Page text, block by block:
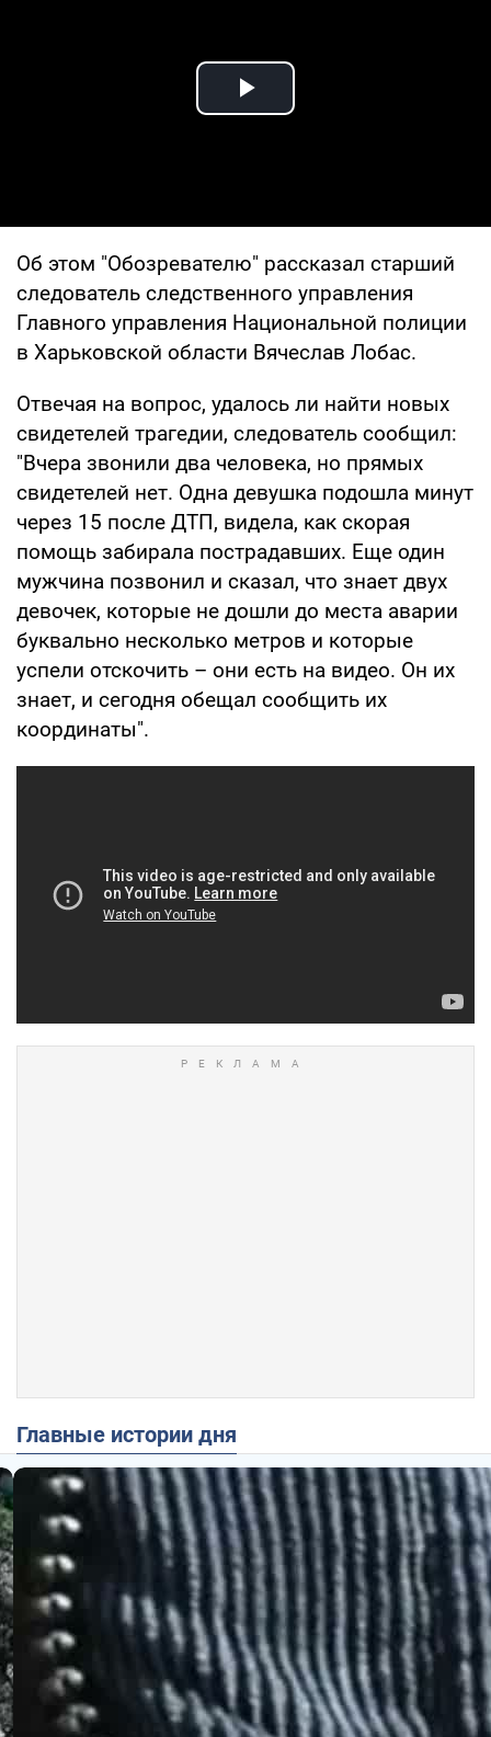
Play Video
Об этом "Обозревателю" рассказал старший
следователь следственного управления
Главного управления Национальной полиции
в Харьковской области Вячеслав Лобас.
Отвечая на вопрос, удалось ли найти новых
свидетелей трагедии, следователь сообщил:
"Вчера звонили два человека, но прямых
свидетелей нет. Одна девушка подошла минут
через 15 после ДТП, видела, как скорая
помощь забирала пострадавших. Еще один
мужчина позвонил и сказал, что знает двух
девочек, которые не дошли до места аварии
буквально несколько метров и которые
успели отскочить – они есть на видео. Он их
знает, и сегодня обещал сообщить их
координаты".
Главные истории дня